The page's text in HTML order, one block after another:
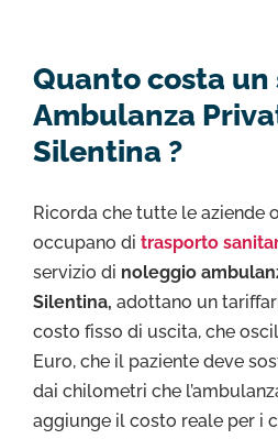
Quanto costa un
Ambulanza
Silentina ?
Ricorda che tutte le aziende
occupano di trasporto
servizio di noleggio
Silentina, adottano un
costo fisso di uscita, che
Euro, che il paziente deve
dai chilometri che
aggiunge il costo reale per i